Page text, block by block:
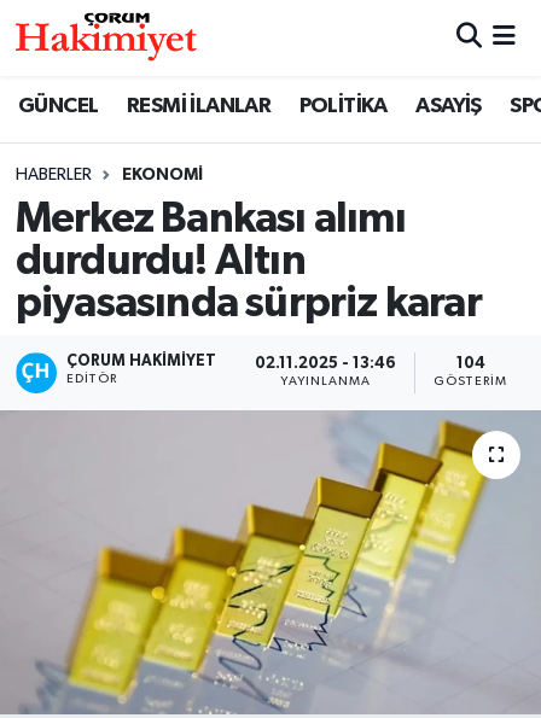
GÜNCEL RESMİ İLANLAR POLİTİKA ASAYİŞ
HABERLER EKONOMİ
Merkez Bankası alımı
durdurdu! Altın
piyasasında sürpriz karar
ÇORUM HAKIMIYET
EDITÖR
02.11.2025 - 13:46
YAYINLANMA
104
GÖSTERIM
SAĞLIK
ASAYİŞ
İLÇELER
OTOPARK
TEKNOLOJİ
Nöbetçi Eczaneler
Çorum Namaz Vakitleri
Trafik Durumu
Haber Arşivi